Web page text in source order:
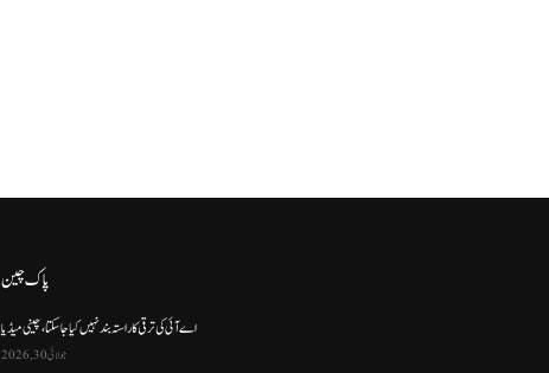
پاک چین
اے آئی کی ترقی کا راستہ بند نہیں کیا جا سکتا، چینی میڈیا
جولائی 30, 2026